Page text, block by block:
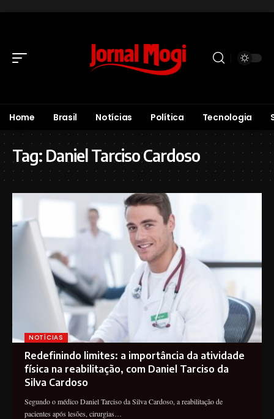
Home Brasil Notícias Política Tecnologia
Tag: Daniel Tarciso Cardoso
NOTÍCIAS
Redefinindo limites: a importância da atividade
física na reabilitação, com Daniel Tarciso da
Silva Cardoso
Segundo o médico Daniel Tarciso da Silva Cardoso, a reabilitação de
pacientes após lesões, cirurgias…